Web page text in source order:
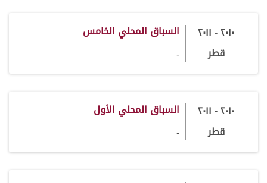
٢٠١٠ - ٢٠١١
قطر
السباق المحلي الخامس
-
٢٠١٠ - ٢٠١١
قطر
السباق المحلي الأول
-